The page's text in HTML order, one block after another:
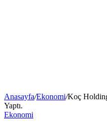
Anasayfa/Ekonomi/Koç
Yaptı.
Ekonomi